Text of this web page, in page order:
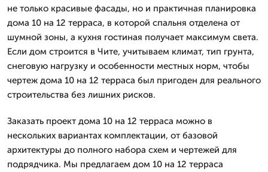
не только красивые фасады, но и практичная планировка
дома 10 на 12 терраса, в которой спальня отделена от
шумной зоны, а кухня гостиная получает максимум света.
Если дом строится в Чите, учитываем климат, тип грунта,
снеговую нагрузку и особенности местных норм, чтобы
чертеж дома 10 на 12 терраса был пригоден для реального
строительства без лишних рисков.
Заказать проект дома 10 на 12 терраса можно в
нескольких вариантах комплектации, от базовой
архитектуры до полного набора схем и чертежей для
подрядчика. Мы предлагаем дом 10 на 12 терраса